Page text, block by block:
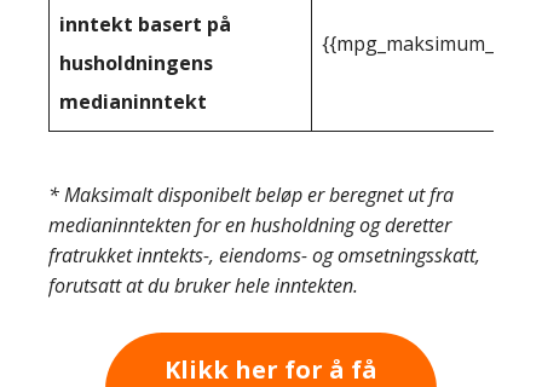
inntekt basert på
husholdningens
medianinntekt
* Maksimalt disponibelt beløp er beregnet ut fra
medianinntekten for en husholdning og deretter
fratrukket inntekts-, eiendoms- og omsetningsskatt,
forutsatt at du bruker hele inntekten.
Klikk her for å få